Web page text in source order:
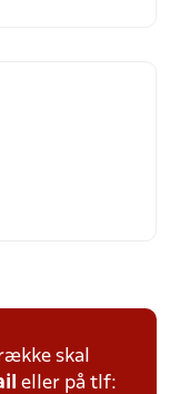
skal
eller på tlf: